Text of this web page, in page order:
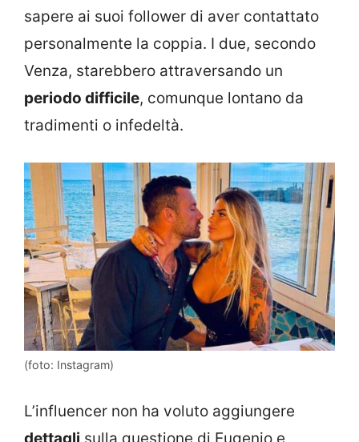
sapere ai suoi follower di aver contattato
personalmente la coppia. I due, secondo
Venza, starebbero attraversando un
periodo difficile, comunque lontano da
tradimenti o infedeltà.
(foto: Instagram)
L’influencer non ha voluto aggiungere